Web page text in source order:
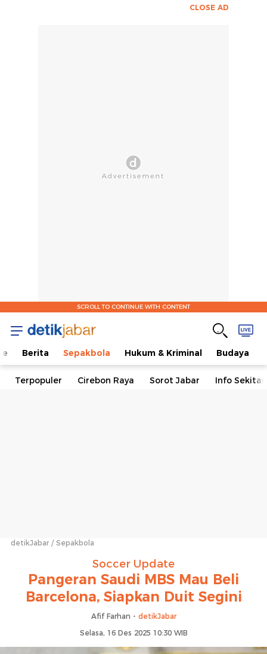
CLOSE AD
SCROLL TO CONTINUE WITH CONTENT
Berita Sepakbola Hukum & Kriminal Budaya
Terpopuler Cirebon Raya Sorot Jabar Info
detikJabar Sepakbola
Soccer Update
Pangeran Saudi MBS Mau Beli
Barcelona, Siapkan Duit Segini
Afif Farhan - detikJabar
Selasa, 16 Des 2025 10:30 WIB